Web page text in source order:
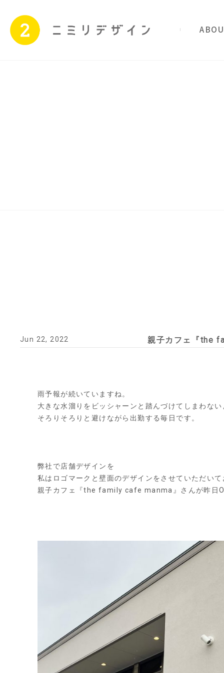
私たちのこと サービス
Jun 22, 2022 親子カフェ『the
雨予報が続いていますね。
大きな水溜りをビッシャーンと踏んづけてしまわな
そろりそろりと避けながら出勤する毎日です。
弊社で店舗デザインを
私はロゴマークと壁面のデザインをさせていただい
親子カフェ『the family cafe manma 』さんが昨日